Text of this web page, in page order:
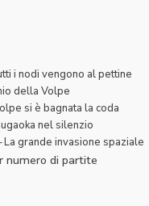
i nodi vengono al pettine
della Volpe
si è bagnata la coda
nel silenzio
grande invasione spaziale
numero di partite